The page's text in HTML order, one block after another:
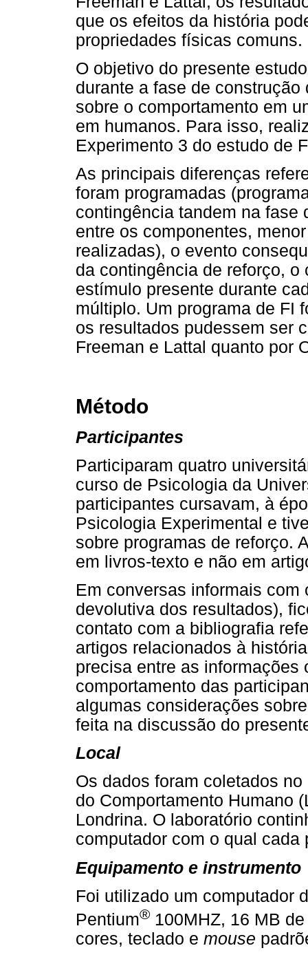
que os efeitos da história
propriedades físicas comuns.
O objetivo do presente
durante a fase de
sobre o comportamento em
em humanos. Para isso,
Experimento 3 do estudo de
As principais diferenças
foram programadas
contingência tandem na fase
entre os componentes,
realizadas), o evento
da contingência de reforço,
estímulo presente durante
múltiplo. Um programa de FI
os resultados pudessem ser
Freeman e Lattal quanto por
Método
Participantes
Participaram quatro
curso de Psicologia da
participantes cursavam, à
Psicologia Experimental e
sobre programas de reforço.
em livros-texto e não em
Em conversas informais
devolutiva dos resultados),
contato com a bibliografia
artigos relacionados à
precisa entre as informações
comportamento das
algumas considerações
feita na discussão do
Local
Os dados foram coletados
do Comportamento Humano
Londrina. O laboratório
computador com o qual cada
Equipamento e instrumento
Foi utilizado um computador
Pentium® 100MHZ, 16 MB
cores, teclado e mouse